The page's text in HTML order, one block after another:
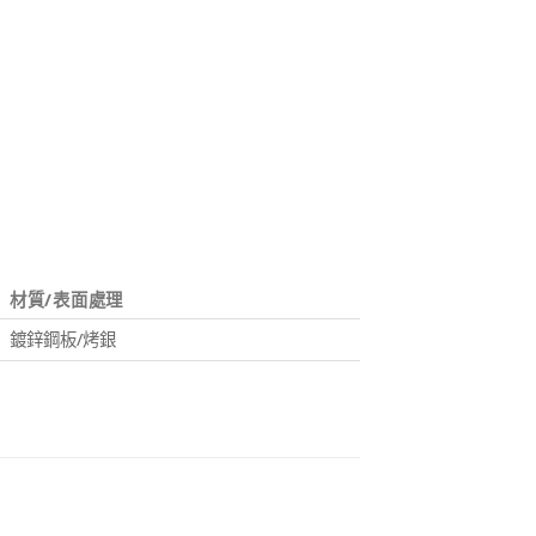
材質/表面處理
鍍鋅鋼板/烤銀